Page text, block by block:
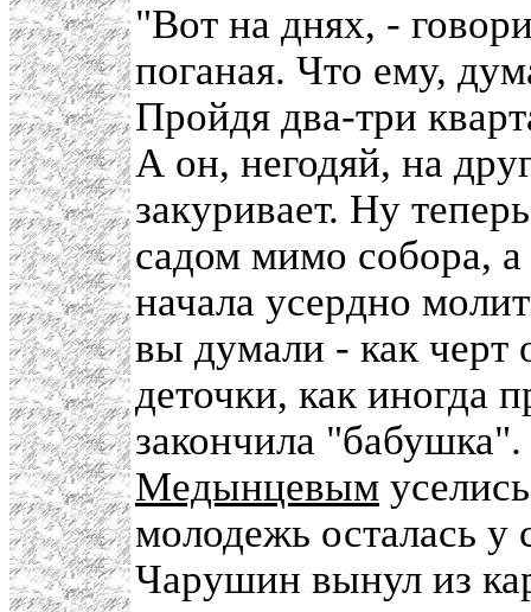
"Вот на днях, -
поганая. Что ему,
Пройдя два-три
А он, негодяй, на
закуривает. Ну
садом мимо собора,
начала усердно
вы думали - как черт
деточки, как иногда
закончила
Медынцевым
молодежь осталась
Чарушин вынул из